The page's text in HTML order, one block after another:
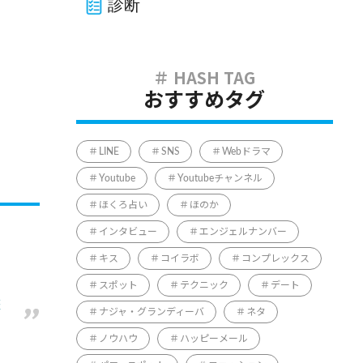
診断
おすすめタグ
LINE SNS Webドラマ
Youtube Youtubeチャンネル
ほくろ占い ほのか
インタビュー エンジェルナンバー
キス コイラボ コンプレックス
スポット テクニック デート
ナジャ・グランディーバ ネタ
ノウハウ ハッピーメール